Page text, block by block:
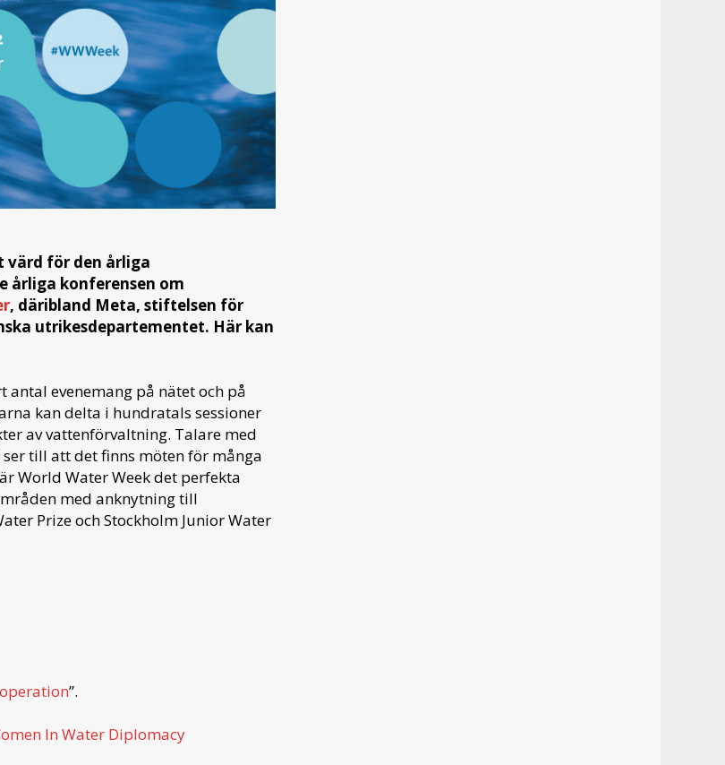
för den årliga
årliga konferensen om
, däribland Meta, stiftelsen för
utrikesdepartementet. Här kan
evenemang på nätet och på
kan delta i hundratals sessioner
av vattenförvaltning. Talare med
till att det finns möten för många
World Water Week det perfekta
med anknytning till
Prize och Stockholm Junior Water
”.
In Water Diplomacy